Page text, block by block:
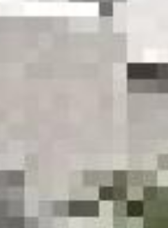








